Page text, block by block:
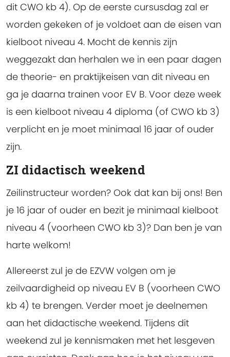
dit CWO kb 4). Op de eerste cursusdag zal er
worden gekeken of je voldoet aan de eisen van
kielboot niveau 4. Mocht de kennis zijn
weggezakt dan herhalen we in een paar dagen
de theorie- en praktijkeisen van dit niveau en
ga je daarna trainen voor EV B. Voor deze week
is een kielboot niveau 4 diploma (of CWO kb 3)
verplicht en je moet minimaal 16 jaar of ouder
zijn.
ZI didactisch weekend
Zeilinstructeur worden? Ook dat kan bij ons! Ben
je 16 jaar of ouder en bezit je minimaal kielboot
niveau 4 (voorheen CWO kb 3)? Dan ben je van
harte welkom!
Allereerst zul je de EZVW volgen om je
zeilvaardigheid op niveau EV B (voorheen CWO
kb 4) te brengen. Verder moet je deelnemen
aan het didactische weekend. Tijdens dit
weekend zul je kennismaken met het lesgeven